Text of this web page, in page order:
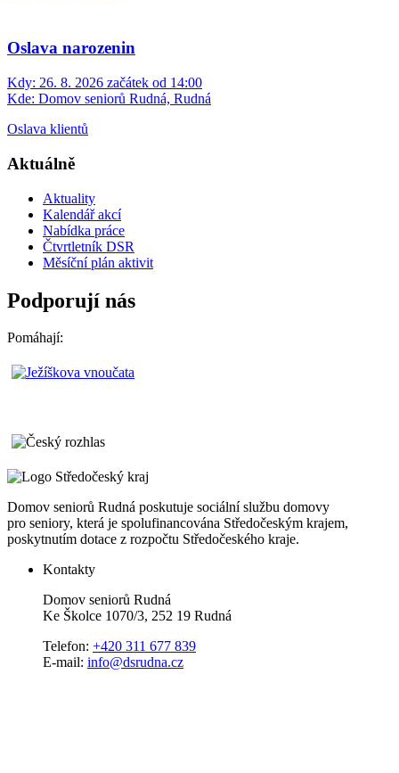
Oslava narozenin
Kdy: 26. 8. 2026 začátek od 14:00
Kde: Domov seniorů Rudná, Rudná
Oslava klientů
Aktuálně
Aktuality
Kalendář akcí
Nabídka práce
Čtvrtletník DSR
Měsíční plán aktivit
Podporují nás
Pomáhají:
Domov seniorů Rudná poskutuje sociální službu domovy
pro seniory, která je spolufinancována Středočeským krajem,
poskytnutím dotace z rozpočtu Středočeského kraje.
Kontakty
Domov seniorů Rudná
Ke Školce 1070/3, 252 19 Rudná
Telefon: +420 311 677 839
E-mail: info@dsrudna.cz